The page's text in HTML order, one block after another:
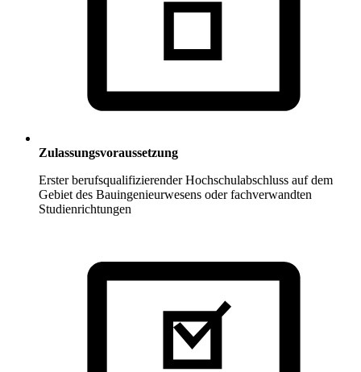
Zulassungsvoraussetzung
Erster berufsqualifizierender Hochschulabschluss auf dem
Gebiet des Bauingenieurwesens oder fachverwandten
Studienrichtungen